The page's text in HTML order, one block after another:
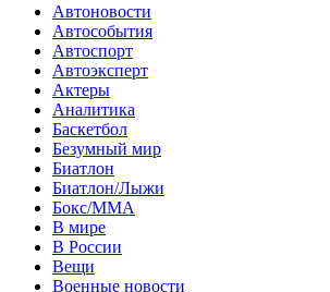
Автоновости
Автособытия
Автоспорт
Автоэксперт
Актеры
Аналитика
Баскетбол
Безумный мир
Биатлон
Биатлон/Лыжи
Бокс/MMA
В мире
В России
Вещи
Военные новости